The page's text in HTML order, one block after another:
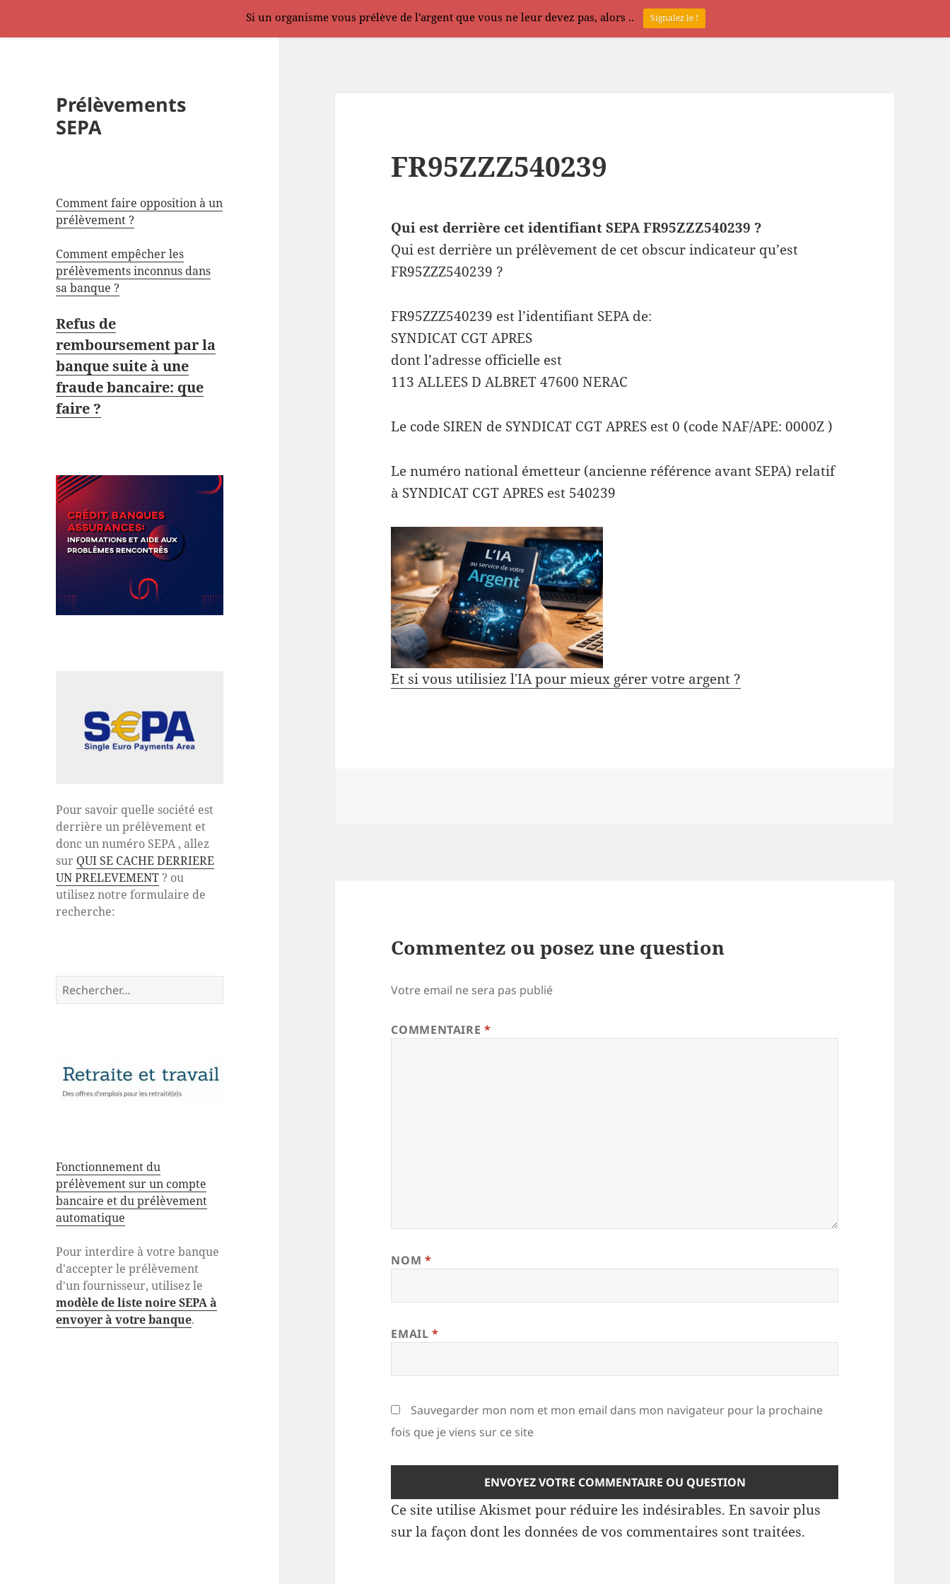
Prélèvements
SEPA
Comment faire opposition à un
prélèvement ?
Comment empêcher les
prélèvements inconnus dans
sa banque ?
Refus de
remboursement par la
banque suite à une
fraude bancaire: que
faire ?
Pour savoir quelle société est
derrière un prélèvement et
donc un numéro SEPA , allez
sur QUI SE CACHE DERRIERE
UN PRELEVEMENT? ou
utilisez notre formulaire de
recherche:
Rechercher :
Fonctionnement du
prélèvement sur un compte
bancaire et du prélèvement
automatique
Pour interdire à votre banque
d'accepter le prélèvement
d'un fournisseur, utilisez le
modèle de liste noire SEPA à
envoyer à votre banque.
FR95ZZZ540239
Qui est derrière cet identifiant SEPA FR95ZZZ540239 ?
Qui est derrière un prélèvement de cet obscur indicateur qu’est
FR95ZZZ540239 ?
FR95ZZZ540239 est l’identifiant SEPA de:
SYNDICAT CGT APRES
dont l’adresse officielle est
113 ALLEES D ALBRET 47600 NERAC
Le code SIREN de SYNDICAT CGT APRES est 0 (code NAF/APE: 0000Z )
Le numéro national émetteur (ancienne référence avant SEPA) relatif
à SYNDICAT CGT APRES est 540239
Et si vous utilisiez l'IA pour mieux gérer votre argent ?
Commentez ou posez une question
Votre email ne sera pas publié
COMMENTAIRE*
NOM *
EMAIL*
Sauvegarder mon nom et mon email dans mon navigateur pour la prochaine
fois que je viens sur ce site
Ce site utilise Akismet pour réduire les indésirables.En savoir plus
sur la façon dont les données de vos commentaires sont traitées.
Si un organisme vous prélève de l'argent que vous ne leur devez pas, alors .. Signalez le !